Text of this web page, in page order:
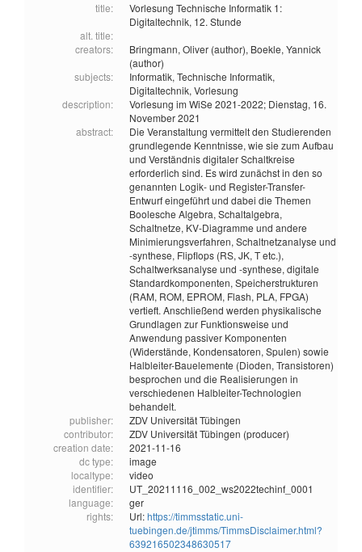
title:
Vorlesung Technische Informatik 1:
Digitaltechnik, 12. Stunde
alt. title:
creators:
Bringmann, Oliver (author), Boekle, Yannick
(author)
subjects:
Informatik, Technische Informatik,
Digitaltechnik, Vorlesung
description:
Vorlesung im WiSe 2021-2022; Dienstag, 16.
November 2021
abstract:
Die Veranstaltung vermittelt den Studierenden
grundlegende Kenntnisse, wie sie zum Aufbau
und Verständnis digitaler Schaltkreise
erforderlich sind. Es wird zunächst in den so
genannten Logik- und Register-Transfer-
Entwurf eingeführt und dabei die Themen
Boolesche Algebra, Schaltalgebra,
Schaltnetze, KV-Diagramme und andere
Minimierungsverfahren, Schaltnetzanalyse und
-synthese, Flipflops (RS, JK, T etc.),
Schaltwerksanalyse und -synthese, digitale
Standardkomponenten, Speicherstrukturen
(RAM, ROM, EPROM, Flash, PLA, FPGA)
vertieft. Anschließend werden physikalische
Grundlagen zur Funktionsweise und
Anwendung passiver Komponenten
(Widerstände, Kondensatoren, Spulen) sowie
Halbleiter-Bauelemente (Dioden, Transistoren)
besprochen und die Realisierungen in
verschiedenen Halbleiter-Technologien
behandelt.
publisher:
ZDV Universität Tübingen
contributor:
ZDV Universität Tübingen (producer)
creation date:
2021-11-16
dc type:
image
localtype:
video
identifier:
UT_20211116_002_ws2022techinf_0001
language:
ger
rights:
Url:https://timmsstatic.uni-
tuebingen.de/jtimms/TimmsDisclaimer.html?
639216502348630517